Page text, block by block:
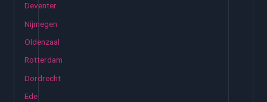
Deventer
Nijmegen
Oldenzaal
Rotterdam
Dordrecht
Ede